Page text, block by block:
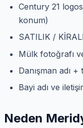
Century 21
konum)
SATILIK /
Mülk fotoğrafı
Danışman adı +
Bayi adı ve
Neden